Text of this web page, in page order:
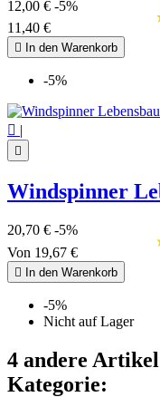
12,00 € -5%
11,40 €
 In den Warenkorb
-5%
 |

Windspinner
20,70 € -5%
Von 19,67 €
 In den Warenkorb
-5%
Nicht auf Lager
4 andere
Kategorie: